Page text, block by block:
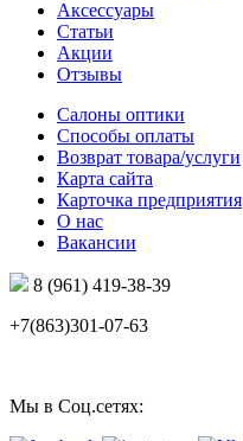
Аксессуары
Статьи
Акции
Отзывы
Салоны оптики
Способы оплаты
Возврат товара/услуги
Карта сайта
Карточка предприятия
О нас
Вакансии
8 (961) 419-38-39
+7(863)301-07-63
Мы в Соц.сетях: